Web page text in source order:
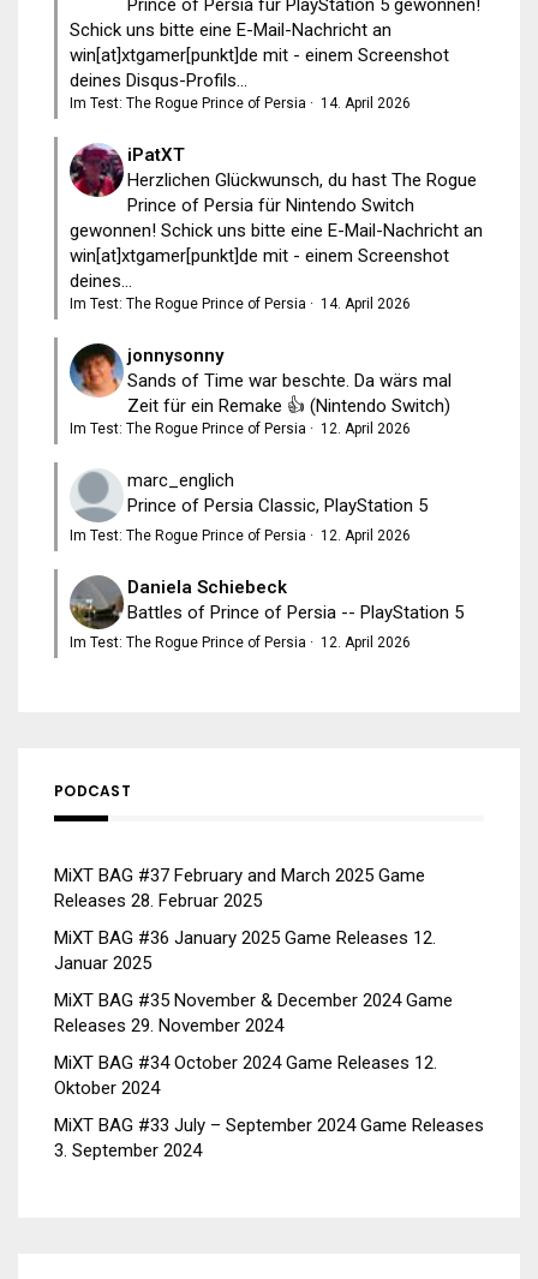
Prince of Persia für PlayStation 5 gewonnen!
Schick uns bitte eine E-Mail-Nachricht an
win[at]xtgamer[punkt]de mit - einem Screenshot
deines Disqus-Profils...
Im Test: The Rogue Prince of Persia · 14. April 2026
iPatXT
Herzlichen Glückwunsch, du hast The Rogue
Prince of Persia für Nintendo Switch
gewonnen! Schick uns bitte eine E-Mail-Nachricht an
win[at]xtgamer[punkt]de mit - einem Screenshot
deines...
Im Test: The Rogue Prince of Persia · 14. April 2026
jonnysonny
Sands of Time war beschte. Da wärs mal
Zeit für ein Remake 👍 (Nintendo Switch)
Im Test: The Rogue Prince of Persia · 12. April 2026
marc_englich
Prince of Persia Classic, PlayStation 5
Im Test: The Rogue Prince of Persia · 12. April 2026
Daniela Schiebeck
Battles of Prince of Persia -- PlayStation 5
Im Test: The Rogue Prince of Persia · 12. April 2026
PODCAST
MiXT BAG #37 February and March 2025 Game
Releases 28. Februar 2025
MiXT BAG #36 January 2025 Game Releases 12.
Januar 2025
MiXT BAG #35 November & December 2024 Game
Releases 29. November 2024
MiXT BAG #34 October 2024 Game Releases 12.
Oktober 2024
MiXT BAG #33 July – September 2024 Game Releases
3. September 2024